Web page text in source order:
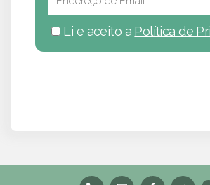
Li e aceito a Política de